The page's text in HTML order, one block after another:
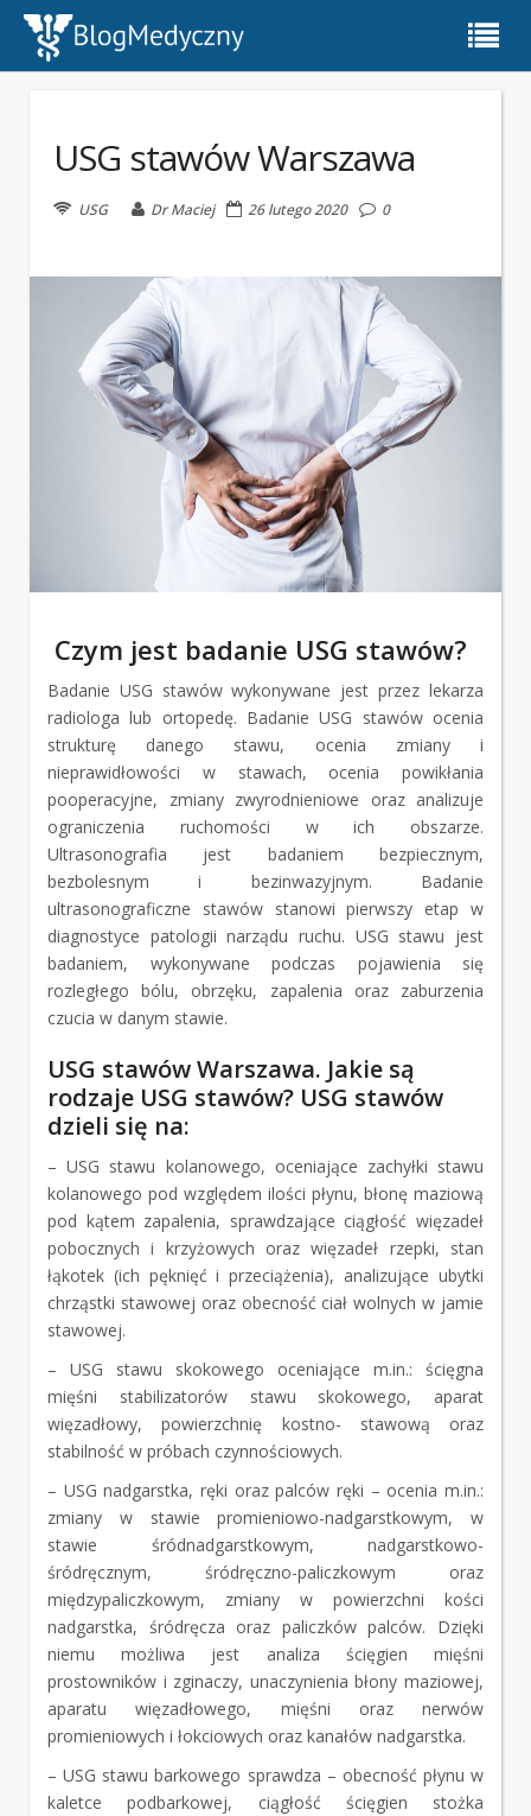
USG stawów Warszawa
USG Dr Maciej 26 lutego 2020 0
Czym jest badanie USG stawów?
Badanie USG stawów wykonywane jest przez lekarza
radiologa lub ortopedę. Badanie USG stawów ocenia
strukturę danego stawu, ocenia zmiany i
nieprawidłowości w stawach, ocenia powikłania
pooperacyjne, zmiany zwyrodnieniowe oraz analizuje
ograniczenia ruchomości w ich obszarze.
Ultrasonografia jest badaniem bezpiecznym,
bezbolesnym i bezinwazyjnym. Badanie
ultrasonograficzne stawów stanowi pierwszy etap w
diagnostyce patologii narządu ruchu. USG stawu jest
badaniem, wykonywane podczas pojawienia się
rozległego bólu, obrzęku, zapalenia oraz zaburzenia
czucia w danym stawie.
USG stawów Warszawa. Jakie są
rodzaje USG stawów? USG stawów
dzieli się na:
– USG stawu kolanowego, oceniające zachyłki stawu
kolanowego pod względem ilości płynu, błonę maziową
pod kątem zapalenia, sprawdzające ciągłość więzadeł
pobocznych i krzyżowych oraz więzadeł rzepki, stan
łąkotek (ich pęknięć i przeciążenia), analizujące ubytki
chrząstki stawowej oraz obecność ciał wolnych w jamie
stawowej.
– USG stawu skokowego oceniające m.in.: ścięgna
mięśni stabilizatorów stawu skokowego, aparat
więzadłowy, powierzchnię kostno- stawową oraz
stabilność w próbach czynnościowych.
– USG nadgarstka, ręki oraz palców ręki – ocenia m.in.:
zmiany w stawie promieniowo-nadgarstkowym, w
stawie śródnadgarstkowym, nadgarstkowo-
śródręcznym, śródręczno-paliczkowym oraz
międzypaliczkowym, zmiany w powierzchni kości
nadgarstka, śródręcza oraz paliczków palców. Dzięki
niemu możliwa jest analiza ścięgien mięśni
prostowników i zginaczy, unaczynienia błony maziowej,
aparatu więzadłowego, mięśni oraz nerwów
promieniowych i łokciowych oraz kanałów nadgarstka.
– USG stawu barkowego sprawdza – obecność płynu w
kaletce podbarkowej, ciągłość ścięgien stożka